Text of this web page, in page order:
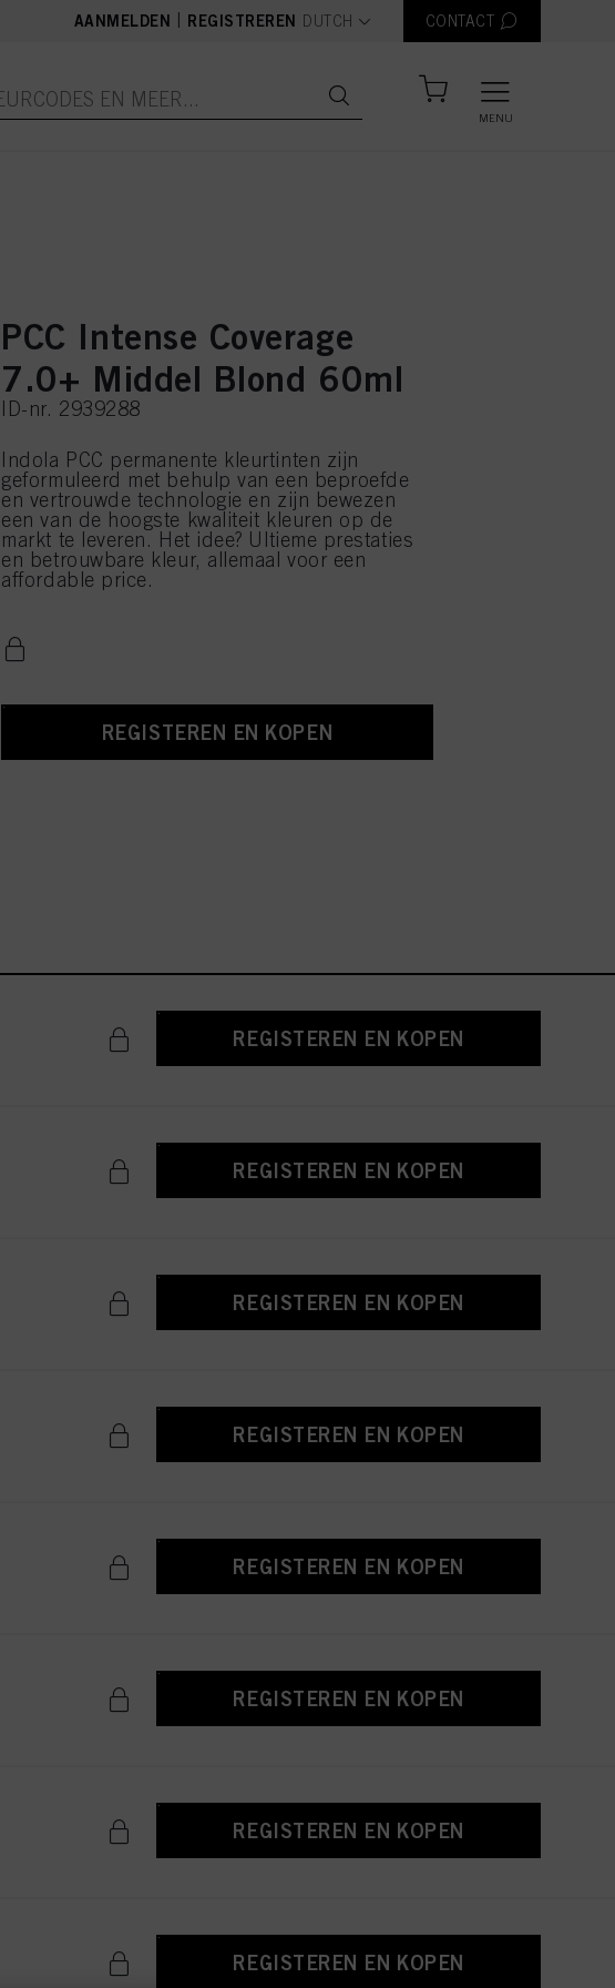
AANMELDEN REGISTREREN text.language
DUTCH CONTACT
MENU
PCC Intense Coverage
7.0+ Middel Blond 60ml
ID-nr. 2939288
Indola PCC permanente kleurtinten zijn
geformuleerd met behulp van een beproefde
en vertrouwde technologie en zijn bewezen
een van de hoogste kwaliteit kleuren op de
markt te leveren. Het idee? Ultieme prestaties
en betrouwbare kleur, allemaal voor een
affordable price.
REGISTEREN EN KOPEN
REGISTEREN EN KOPEN
REGISTEREN EN KOPEN
REGISTEREN EN KOPEN
REGISTEREN EN KOPEN
REGISTEREN EN KOPEN
REGISTEREN EN KOPEN
REGISTEREN EN KOPEN
REGISTEREN EN KOPEN